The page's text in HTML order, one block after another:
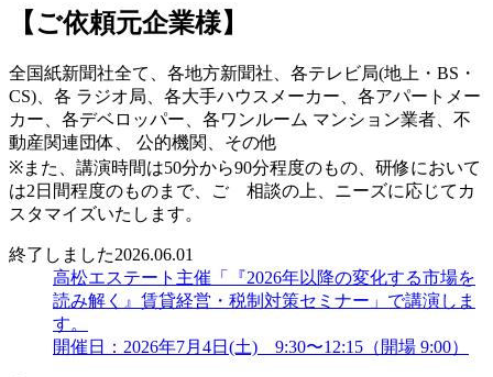
【ご依頼元企業様】
全国紙新聞社全て、各地方新聞社、各テレビ局(地上・BS・
CS)、各 ラジオ局、各大手ハウスメーカー、各アパートメー
カー、各デベロッパー、各ワンルーム マンション業者、不
動産関連団体、 公的機関、その他
※また、講演時間は50分から90分程度のもの、研修において
は2日間程度のものまで、ご゙相談の上、ニーズに応じてカ
スタマイズいたします。
終了しました2026.06.01
高松エステート主催「『2026年以降の変化する市場を
読み解く』賃貸経営・税制対策セミナー」で講演しま
す。
開催日：2026年7月4日(土) 9:30〜12:15（開場 9:00）